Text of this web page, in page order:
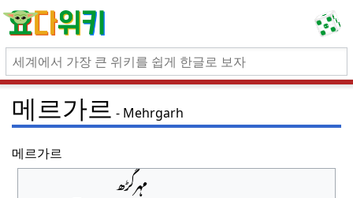
메르가르 Mehrgarh
메르가르
مہرگڑھ